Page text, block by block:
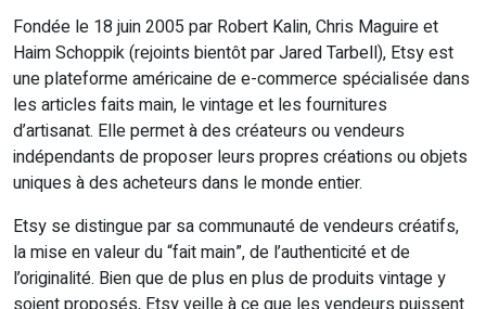
Fondée le 18 juin 2005 par Robert Kalin, Chris Maguire et
Haim Schoppik (rejoints bientôt par Jared Tarbell), Etsy est
une plateforme américaine de e-commerce spécialisée dans
les articles faits main, le vintage et les fournitures
d’artisanat. Elle permet à des créateurs ou vendeurs
indépendants de proposer leurs propres créations ou objets
uniques à des acheteurs dans le monde entier.
Etsy se distingue par sa communauté de vendeurs créatifs,
la mise en valeur du “fait main”, de l’authenticité et de
l’originalité. Bien que de plus en plus de produits vintage y